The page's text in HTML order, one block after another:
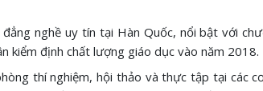
nghề uy tín tại Hàn Quốc, nổi bật với
kiểm định chất lượng giáo dục vào năm 2018.
thí nghiệm, hội thảo và thực tập tại các